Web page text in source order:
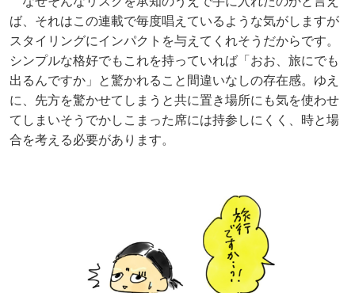
ば、それはこの連載で毎度唱えているような気がしますが
スタイリングにインパクトを与えてくれそうだからです。
シンプルな格好でもこれを持っていれば「おお、旅にでも
出るんですか」と驚かれること間違いなしの存在感。ゆえ
に、先方を驚かせてしまうと共に置き場所にも気を使わせ
てしまいそうでかしこまった席には持参しにくく、時と場
合を考える必要があります。